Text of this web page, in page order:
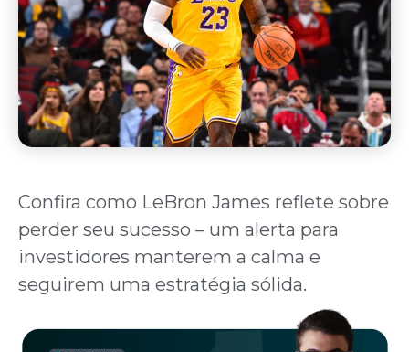
Confira como LeBron James reflete sobre
perder seu sucesso – um alerta para
investidores manterem a calma e
seguirem uma estratégia sólida.